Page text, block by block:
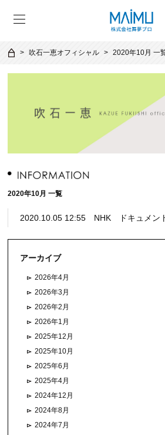
吹石一恵オフィシャル 2020年10月 一
2020年10月 一覧
2020.10.05 12:55 NHK ドキュメン
アーカイブ
2026年4月
2026年3月
2026年2月
2026年1月
2025年12月
2025年10月
2025年6月
2025年4月
2024年12月
2024年8月
2024年7月